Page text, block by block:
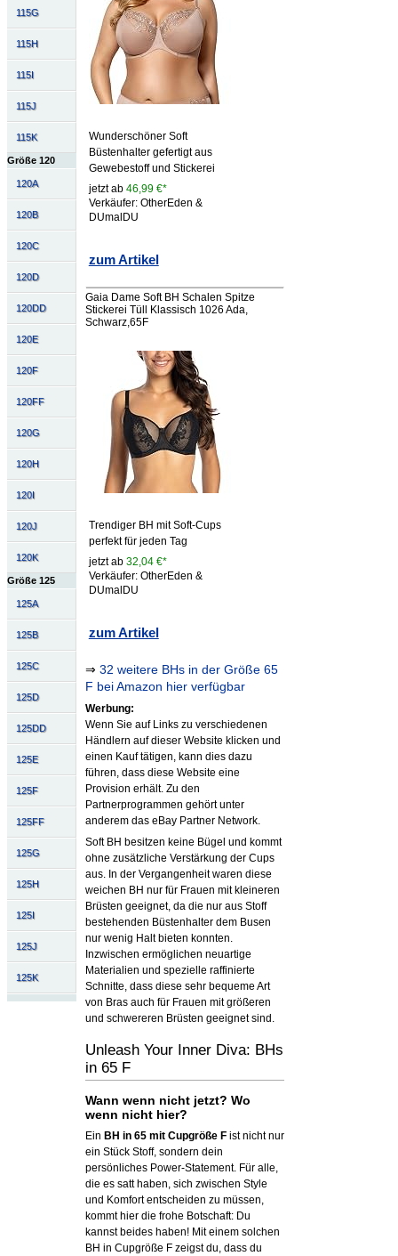
115G
115H
115I
115J
115K
Größe 120
120A
120B
120C
120D
120DD
120E
120F
120FF
120G
120H
120I
120J
120K
Größe 125
125A
125B
125C
125D
125DD
125E
125F
125FF
125G
125H
125I
125J
125K
Wunderschöner Soft
Büstenhalter gefertigt aus
Gewebestoff und Stickerei
jetzt ab 46,99 €*
Verkäufer: OtherEden &
DUmalDU
zum Artikel
Gaia Dame Soft BH Schalen Spitze
Stickerei Tüll Klassisch 1026 Ada,
Schwarz,65F
Trendiger BH mit Soft-Cups
perfekt für jeden Tag
jetzt ab 32,04 €*
Verkäufer: OtherEden &
DUmalDU
zum Artikel
⇒ 32 weitere BHs in der Größe 65
F bei Amazon hier verfügbar
Werbung:
Wenn Sie auf Links zu verschiedenen
Händlern auf dieser Website klicken und
einen Kauf tätigen, kann dies dazu
führen, dass diese Website eine
Provision erhält. Zu den
Partnerprogrammen gehört unter
anderem das eBay Partner Network.
Soft BH besitzen keine Bügel und kommt
ohne zusätzliche Verstärkung der Cups
aus. In der Vergangenheit waren diese
weichen BH nur für Frauen mit kleineren
Brüsten geeignet, da die nur aus Stoff
bestehenden Büstenhalter dem Busen
nur wenig Halt bieten konnten.
Inzwischen ermöglichen neuartige
Materialien und spezielle raffinierte
Schnitte, dass diese sehr bequeme Art
von Bras auch für Frauen mit größeren
und schwereren Brüsten geeignet sind.
Unleash Your Inner Diva: BHs
in 65 F
Wann wenn nicht jetzt? Wo
wenn nicht hier?
Ein BH in 65 mit Cupgröße Fist nicht nur
ein Stück Stoff, sondern dein
persönliches Power-Statement. Für alle,
die es satt haben, sich zwischen Style
und Komfort entscheiden zu müssen,
kommt hier die frohe Botschaft: Du
kannst beides haben! Mit einem solchen
BH in Cupgröße F zeigst du, dass du